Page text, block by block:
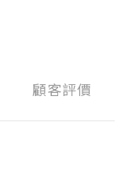
顧客評價